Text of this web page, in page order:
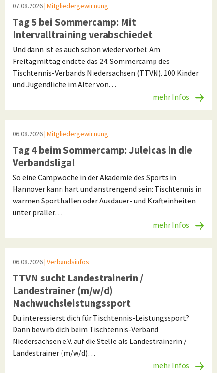
07.08.2026| Mitgliedergewinnung
Tag 5 bei Sommercamp: Mit
Intervalltraining verabschiedet
Und dann ist es auch schon wieder vorbei: Am
Freitagmittag endete das 24. Sommercamp des
Tischtennis-Verbands Niedersachsen (TTVN). 100 Kinder
und Jugendliche im Alter von…
mehr Infos
06.08.2026| Mitgliedergewinnung
Tag 4 beim Sommercamp: Juleicas in die
Verbandsliga!
So eine Campwoche in der Akademie des Sports in
Hannover kann hart und anstrengend sein: Tischtennis in
warmen Sporthallen oder Ausdauer- und Krafteinheiten
unter praller…
mehr Infos
06.08.2026| Verbandsinfos
TTVN sucht Landestrainerin /
Landestrainer (m/w/d)
Nachwuchsleistungssport
Du interessierst dich für Tischtennis-Leistungssport?
Dann bewirb dich beim Tischtennis-Verband
Niedersachsen e.V. auf die Stelle als Landestrainerin /
Landestrainer (m/w/d)…
mehr Infos